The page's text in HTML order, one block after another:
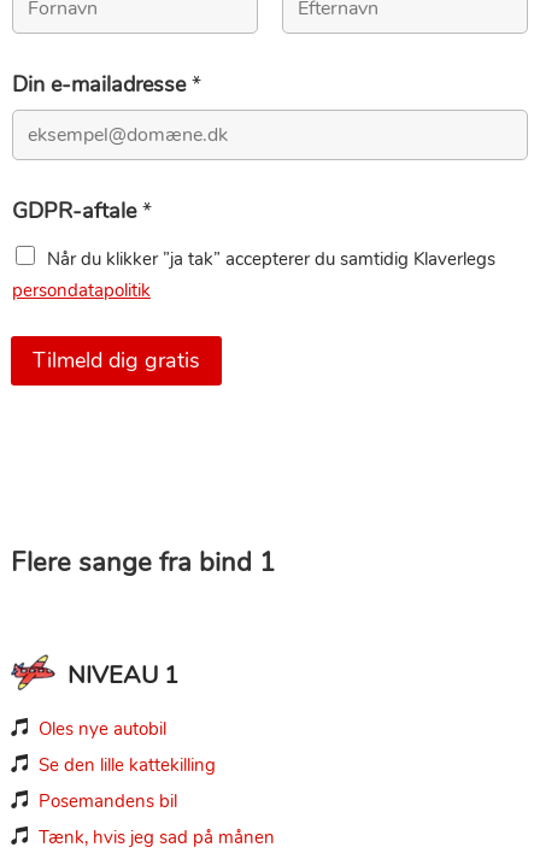
Din e-mailadresse*
GDPR-aftale*
Når du klikker ”ja tak” accepterer du samtidig Klaverlegs
persondatapolitik
Tilmeld dig gratis
Flere sange fra bind 1
NIVEAU 1
 Oles nye autobil
 Se den lille kattekilling
 Posemandens bil
 Tænk, hvis jeg sad på månen